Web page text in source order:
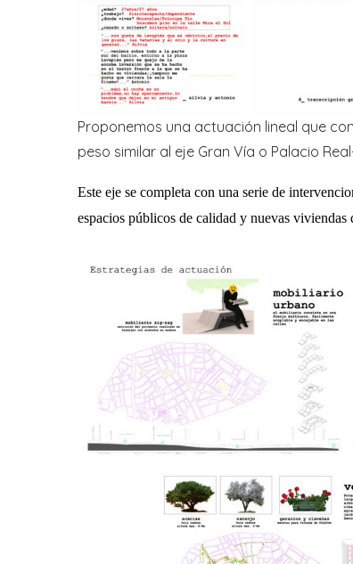
Proponemos una actuación lineal que
peso similar al eje Gran Vía o Palacio
Este eje se completa con una serie de
espacios públicos de calidad y nuevas